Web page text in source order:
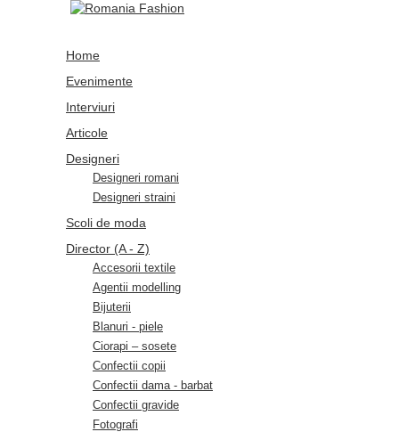
Home
Evenimente
Interviuri
Articole
Designeri
Designeri romani
Designeri straini
Scoli de moda
Director (A - Z)
Accesorii textile
Agentii modelling
Bijuterii
Blanuri - piele
Ciorapi – sosete
Confectii copii
Confectii dama - barbat
Confectii gravide
Fotografi